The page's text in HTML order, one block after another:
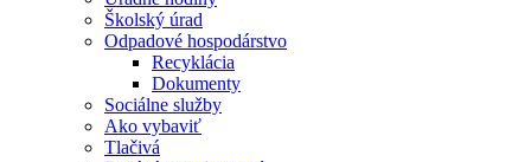
Školský úrad
Odpadové hospodárstvo
Recyklácia
Dokumenty
Sociálne služby
Ako vybaviť
Tlačivá